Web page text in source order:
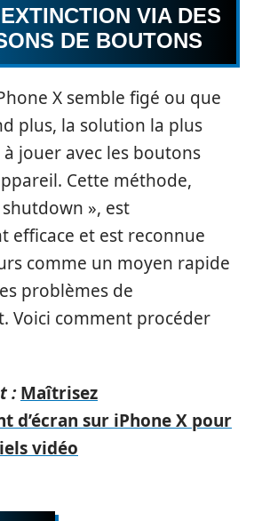
VIA DES
DE BOUTONS
X semble figé ou que
plus, la solution la plus
jouer avec les boutons
Cette méthode,
», est
efficace et est reconnue
comme un moyen rapide
problèmes de
Voici comment procéder
: Maîtrisez
d’écran sur iPhone X pour
vidéo